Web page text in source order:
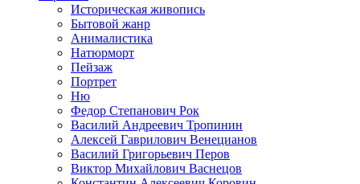
Историческая живопись
Бытовой жанр
Анималистика
Натюрморт
Пейзаж
Портрет
Ню
Федор Степанович Рок
Василий Андреевич Тропинин
Алексей Гаврилович Венецианов
Василий Григорьевич Перов
Виктор Михайлович Васнецов